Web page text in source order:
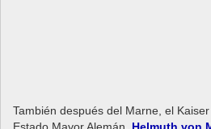
También después del Marne, el